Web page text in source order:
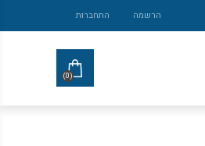
הרשמה התחברות
(0)